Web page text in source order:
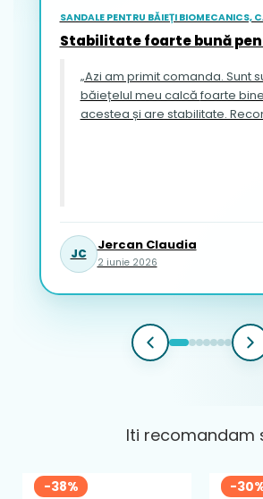
SANDALE PENTRU BĂIEȚI BIOMECANICS,
Stabilitate foarte bună
„Azi am primit comanda. Sunt
băiețelul meu calcă foarte bine cu
acestea și are stabilitate.
JC
Jercan Claudia
2 iunie 2026
Iti recomandam
-38% -